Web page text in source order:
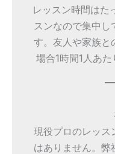
レッスン時間はた
スンなので集中し
す。友人や家族と
場合1時間1人あ
現役プロのレッス
はありません。弊